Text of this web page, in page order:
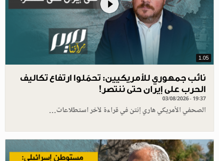
1.05
نائب جمهوري للأمريكيين: تحمّلوا ارتفاع تكاليف
الحرب على إيران حتى ننتصر!
03/08/2026 - 19:37
الصحفي الأمريكي هاري إنتن في قراءة لآخر استطلاعات…